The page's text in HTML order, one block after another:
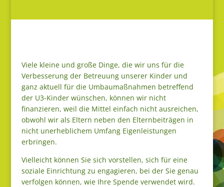
Viele kleine und große Dinge, die wir uns für die
Verbesserung der Betreuung unserer Kinder und
ganz aktuell für die Umbaumaßnahmen betreffend
der U3-Kinder wünschen, können wir nicht
finanzieren, weil die Mittel einfach nicht ausreichen,
obwohl wir als Eltern neben den Elternbeiträgen in
nicht unerheblichem Umfang Eigenleistungen
erbringen.
Vielleicht können Sie sich vorstellen, sich für eine
soziale Einrichtung zu engagieren, bei der Sie genau
verfolgen können, wie Ihre Spende verwendet wird.